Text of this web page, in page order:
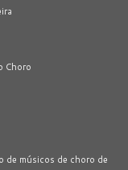
Choro
de músicos de choro de